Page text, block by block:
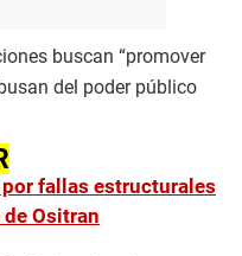
buscan “promover
del poder público
fallas estructurales
Ositran